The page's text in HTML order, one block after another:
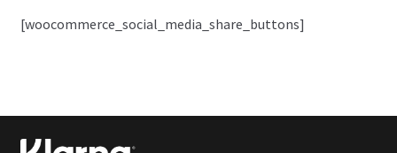
[woocommerce_social_media_share_buttons]